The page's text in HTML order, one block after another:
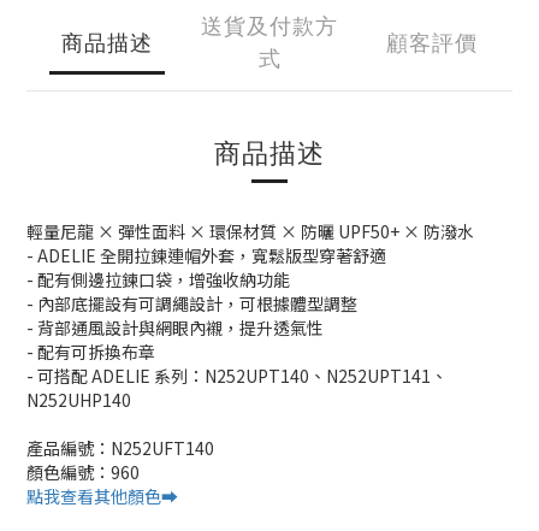
商品描述
送貨及付款方
式
顧客評價
商品描述
輕量尼龍 × 彈性面料 × 環保材質 × 防曬 UPF50+ × 防潑水
- ADELIE 全開拉鍊連帽外套，寬鬆版型穿著舒適
- 配有側邊拉鍊口袋，增強收納功能
- 內部底擺設有可調繩設計，可根據體型調整
- 背部通風設計與網眼內襯，提升透氣性
- 配有可拆換布章
- 可搭配 ADELIE 系列：N252UPT140、N252UPT141、
N252UHP140
產品編號：N252UFT140
顏色編號：960
點我查看其他顏色➡️